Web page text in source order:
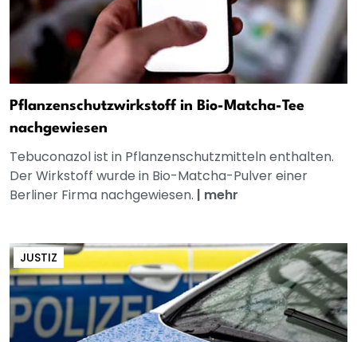
Pflanzenschutzwirkstoff in Bio-Matcha-Tee
nachgewiesen
Tebuconazol ist in Pflanzenschutzmitteln enthalten.
Der Wirkstoff wurde in Bio-Matcha-Pulver einer
Berliner Firma nachgewiesen. | mehr
JUSTIZ